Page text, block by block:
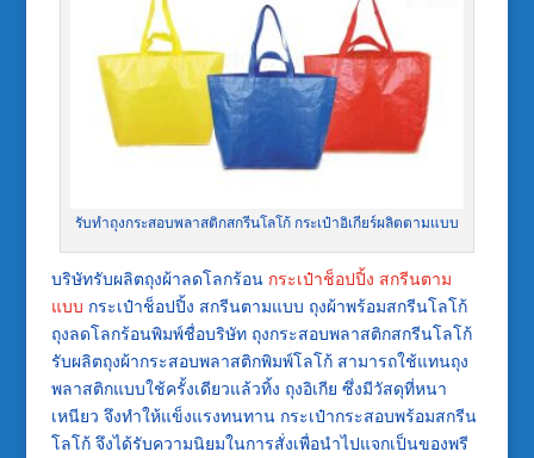
รับทำถุงกระสอบพลาสติกสกรีนโลโก้ กระเป๋าอิเกียร์ผลิตตามแบบ
บริษัทรับผลิตถุงผ้าลดโลกร้อน กระเป๋าช็อปปิ้ง สกรีนตาม
แบบ กระเป๋าช็อปปิ้ง สกรีนตามแบบ ถุงผ้าพร้อมสกรีนโลโก้
ถุงลดโลกร้อนพิมพ์ชื่อบริษัท ถุงกระสอบพลาสติกสกรีนโลโก้
รับผลิตถุงผ้ากระสอบพลาสติกพิมพ์โลโก้ สามารถใช้แทนถุง
พลาสติกแบบใช้ครั้งเดียวแล้วทิ้ง ถุงอิเกีย ซึ่งมีวัสดุที่หนา
เหนียว จึงทำให้แข็งแรงทนทาน กระเป๋ากระสอบพร้อมสกรีน
โลโก้ จึงได้รับความนิยมในการสั่งเพื่อนำไปแจกเป็นของพรี